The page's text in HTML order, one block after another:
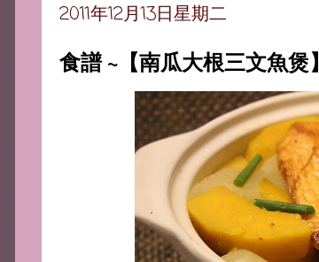
2011年12月13日星期二
食譜 ~【南瓜大根三文魚煲】